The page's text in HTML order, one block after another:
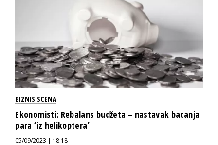
BIZNIS SCENA
Ekonomisti: Rebalans budžeta – nastavak bacanja
para ‘iz helikoptera’
05/09/2023 | 18:18